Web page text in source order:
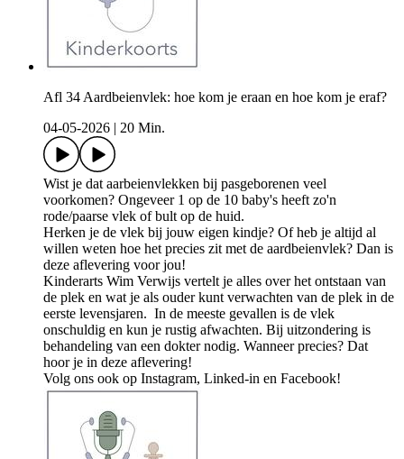
Afl 34 Aardbeienvlek: hoe kom je eraan en hoe kom je eraf?
04-05-2026
20 Min.
Wist je dat aarbeienvlekken bij pasgeborenen veel
voorkomen? Ongeveer 1 op de 10 baby's heeft zo'n
rode/paarse vlek of bult op de huid.
Herken je de vlek bij jouw eigen kindje? Of heb je altijd al
willen weten hoe het precies zit met de aardbeienvlek? Dan is
deze aflevering voor jou!
Kinderarts Wim Verwijs vertelt je alles over het ontstaan van
de plek en wat je als ouder kunt verwachten van de plek in de
eerste levensjaren. In de meeste gevallen is de vlek
onschuldig en kun je rustig afwachten. Bij uitzondering is
behandeling van een dokter nodig. Wanneer precies? Dat
hoor je in deze aflevering!
Volg ons ook op Instagram, Linked-in en Facebook!